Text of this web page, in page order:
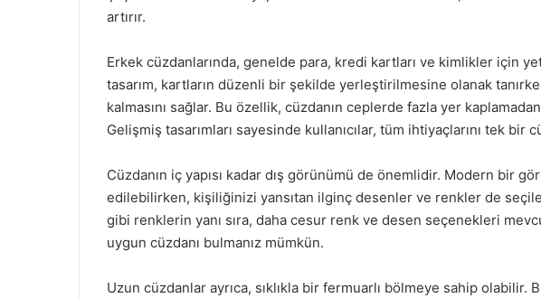
artırır.
Erkek cüzdanlarında, genelde para, kredi kartları ve kimlikler için
tasarım, kartların düzenli bir şekilde yerleştirilmesine olanak
kalmasını sağlar. Bu özellik, cüzdanın ceplerde fazla yer
Gelişmiş tasarımları sayesinde kullanıcılar, tüm ihtiyaçlarını tek bir
Cüzdanın iç yapısı kadar dış görünümü de önemlidir. Modern bir
edilebilirken, kişiliğinizi yansıtan ilginç desenler ve renkler de
gibi renklerin yanı sıra, daha cesur renk ve desen seçenekleri
uygun cüzdanı bulmanız mümkün.
Uzun cüzdanlar ayrıca, sıklıkla bir fermuarlı bölmeye sahip